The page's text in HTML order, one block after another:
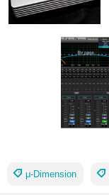
μ-Dimension